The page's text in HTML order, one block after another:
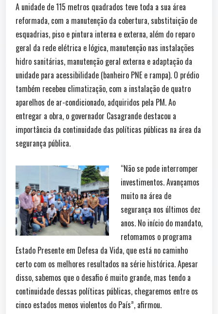
A unidade de 115 metros quadrados teve toda a sua área
reformada, com a manutenção da cobertura, substituição de
esquadrias, piso e pintura interna e externa, além do reparo
geral da rede elétrica e lógica, manutenção nas instalações
hidro sanitárias, manutenção geral externa e adaptação da
unidade para acessibilidade (banheiro PNE e rampa). O prédio
também recebeu climatização, com a instalação de quatro
aparelhos de ar-condicionado, adquiridos pela PM. Ao
entregar a obra, o governador Casagrande destacou a
importância da continuidade das políticas públicas na área da
segurança pública.
“Não se pode interromper
investimentos. Avançamos
muito na área de
segurança nos últimos dez
anos. No início do mandato,
retomamos o programa
Estado Presente em Defesa da Vida, que está no caminho
certo com os melhores resultados na série histórica. Apesar
disso, sabemos que o desafio é muito grande, mas tendo a
continuidade dessas políticas públicas, chegaremos entre os
cinco estados menos violentos do País”, afirmou.